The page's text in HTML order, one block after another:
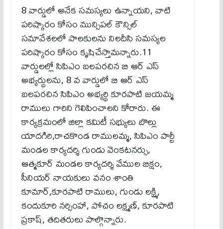
8 వార్డులో అనేక సమస్యలు ఉన్నాయని, వాటి
పరిష్కారం కోసం మున్సిపల్ కౌన్సిల్
సమావేశలలో పాలకులను నిలదీసి సమస్యల
పరిష్కారం కోసం కృషిచేస్తామన్నారు.11
వార్డులల్లో సిపిఎం బలపరచిన బి ఆర్ ఎస్
అభ్యర్థులను, 8 వ వార్డులో బి ఆర్ ఎస్
బలపరచిన సిపిఎం అభ్యర్థి కూరపాటి జయమ్మ
రాములు గారిని గెలిపించాలని కోరారు. ఈ
కార్యక్రమంలో జిల్లా కమిటీ సభ్యులు బొల్లు
యాదగిరి,రాచకొండ రాములమ్మ, సిపిఎం పార్టీ
మండల కార్యదర్శి గుండు వెంకటనర్సు,
ఆత్మకూర్ మండల కార్యదర్శి వేముల బిక్షం,
సీనియర్ నాయకులు వనం శాంతి
కూమార్,కూరపాటి రాములు, గుండు లక్ష్మి,
కందుకూరి నర్సింహా, పోచం లక్ష్మణ్, కూరపాటి
ప్రకాష్, తదితరులు పాల్గొన్నారు.